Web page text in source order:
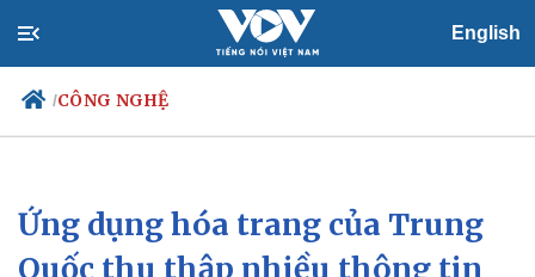
English
/CÔNG NGHỆ
Chính trị
Đảng
Xã hội
Tin 24h
Ứng dụng hóa trang của Trung
Quốc thu thập nhiều thông tin